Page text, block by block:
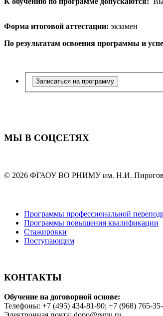
Форма итоговой аттестации: экзамен
По результатам освоения программы и
Записаться на программу
МЫ В СОЦСЕТЯХ
© 2026 ФГАОУ ВО РНИМУ им. Н.И.
Программы профессиональной
Программы повышения квалификации
Стажировки
Поступающим
КОНТАКТЫ
Обучение на договорной основе:
Телефоны: +7 (495) 434-81-90; +7 (968) 765-